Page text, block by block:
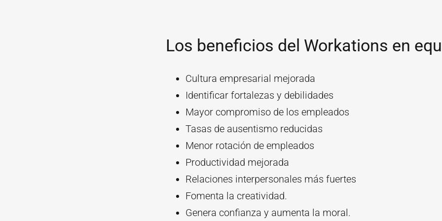
Los beneficios del Workations en
Cultura empresarial mejorada
Identificar fortalezas y debilidades
Mayor compromiso de los empleados
Tasas de ausentismo reducidas
Menor rotación de empleados
Productividad mejorada
Relaciones interpersonales más fuertes
Fomenta la creatividad.
Genera confianza y aumenta la moral.